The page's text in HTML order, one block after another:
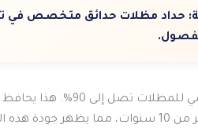
حداد مظلات حدائق متخصص في
السيارة باردة حتى في 40 درجة مئوية في الرياض